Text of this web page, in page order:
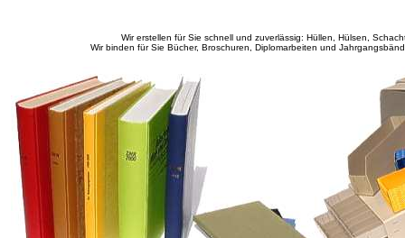
Wir erstellen für Sie schnell und zuverlässig: Hüllen, Hülsen,
Wir binden für Sie Bücher, Broschuren, Diplomarbeiten und